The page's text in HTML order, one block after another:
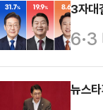
조
1위
지
되
3자대
6·3
재
비
뉴스